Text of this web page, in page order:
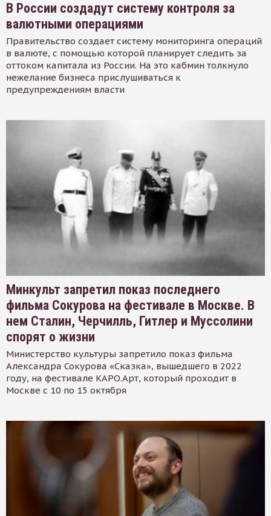
В России создадут систему контроля за
валютными операциями
Правительство создает систему мониторинга операций
в валюте, с помощью которой планирует следить за
оттоком капитала из России. На это кабмин толкнуло
нежелание бизнеса прислушиваться к
предупреждениям власти
Минкульт запретил показ последнего
фильма Сокурова на фестивале в Москве. В
нем Сталин, Черчилль, Гитлер и Муссолини
спорят о жизни
Министерство культуры запретило показ фильма
Александра Сокурова «Сказка», вышедшего в 2022
году, на фестивале КАРО.Арт, который проходит в
Москве с 10 по 15 октября